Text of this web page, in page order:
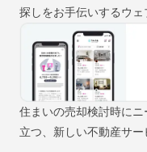
探しをお手伝いするウェ
住まいの売却検討時に
立つ、新しい不動産サー